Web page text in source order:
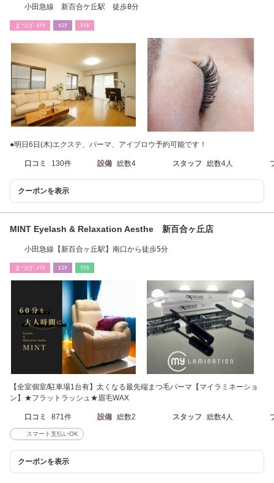
小田急線 新百合ケ丘駅 徒歩8分
まつげ･ﾒｲｸ ｴｽﾃ ﾈｲﾙ
●明日6日(木)エクステ、パーマ、アイブロウ予約可能です！
口コミ 130件 設備 総数4 スタッフ 総数4人
クーポンを表示
MINT Eyelash & Relaxation Aesthe 新百合ヶ丘店
小田急線【新百合ヶ丘駅】南口から徒歩5分
まつげ･ﾒｲｸ ｴｽﾃ ﾘﾗｸ
【全室個室/駐車場1台有】太くなる最先端まつ毛パーマ【マイラミネーショ
ン】★フラットラッシュ★眉毛WAX
口コミ 871件 設備 総数2 スタッフ 総数4人
スマート支払いOK
クーポンを表示